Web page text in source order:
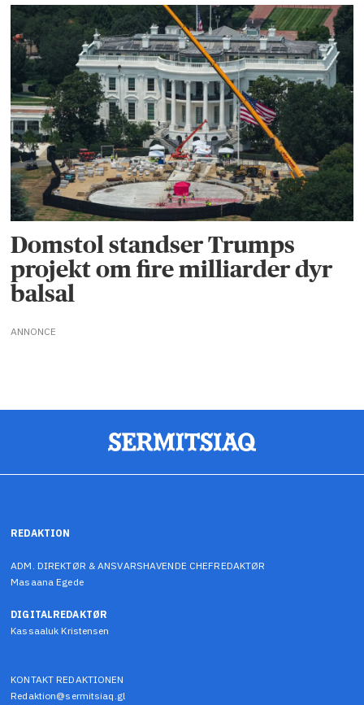
Domstol standser Trumps
projekt om fire milliarder dyr
balsal
ANNONCE
REDAKTION
ADM. DIREKTØR & ANSVARSHAVENDE CHEFREDAKTØR
Masaana Egede
DIGITALREDAKTØR
Kassaaluk Kristensen
KONTAKT REDAKTIONEN
Redaktion@sermitsiaq.gl